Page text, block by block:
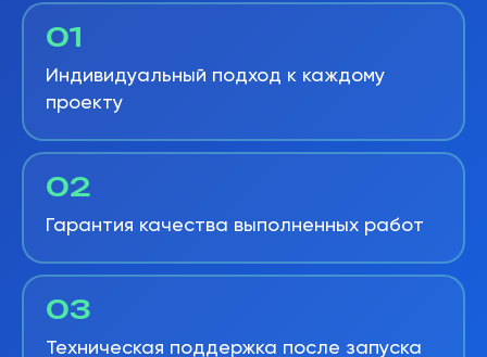
01
Индивидуальный подход к каждому
проекту
02
Гарантия качества выполненных работ
03
Техническая поддержка после запуска